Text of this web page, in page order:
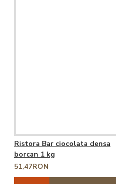
Ristora Bar ciocolata densa
borcan 1 kg
51,47RON